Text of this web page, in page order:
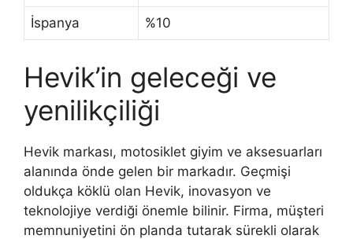
İspanya %10
Hevik’in geleceği ve
yenilikçiliği
Hevik markası, motosiklet giyim ve aksesuarları
alanında önde gelen bir markadır. Geçmişi
oldukça köklü olan Hevik, inovasyon ve
teknolojiye verdiği önemle bilinir. Firma, müşteri
memnuniyetini ön planda tutarak sürekli olarak